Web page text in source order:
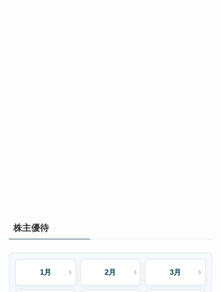
株主優待
1月 2月 3月